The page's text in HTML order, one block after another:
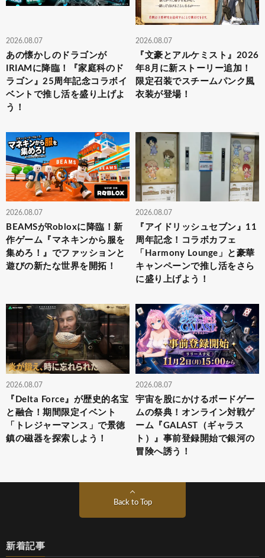
2026.08.07
あの懐かしのドラゴンが
IRIAMに降臨！『家庭科のド
ラゴン』25周年記念コラボイ
ベントで推し活を盛り上げよ
う！
2026.08.07
『文豪とアルケミスト』2026
年8月に新ストーリー追加！
限定召装でスチームパンク風
衣装が登場！
2026.08.07
BEAMSがRobloxに降臨！新
作ゲーム『マネキンから服を
集めろ！』でファッションと
遊びの新たな世界を開拓！
2026.08.07
『アイドリッシュセブン』11
周年記念！コラボカフェ
「Harmony Lounge」と豪華
キャンペーンで推し活をさら
に盛り上げよう！
2026.08.07
『Delta Force』が歴史的名宝
と融合！期間限定イベント
「トレジャーマンス」で景徳
鎮の磁器を探索しよう！
2026.08.07
宇宙を股にかけるボードゲー
ムの祭典！オンライン対戦ゲ
ーム『GALAST（ギャラス
ト）』事前登録開始で銀河の
冒険へ誘う！
Back to Top
新着記事